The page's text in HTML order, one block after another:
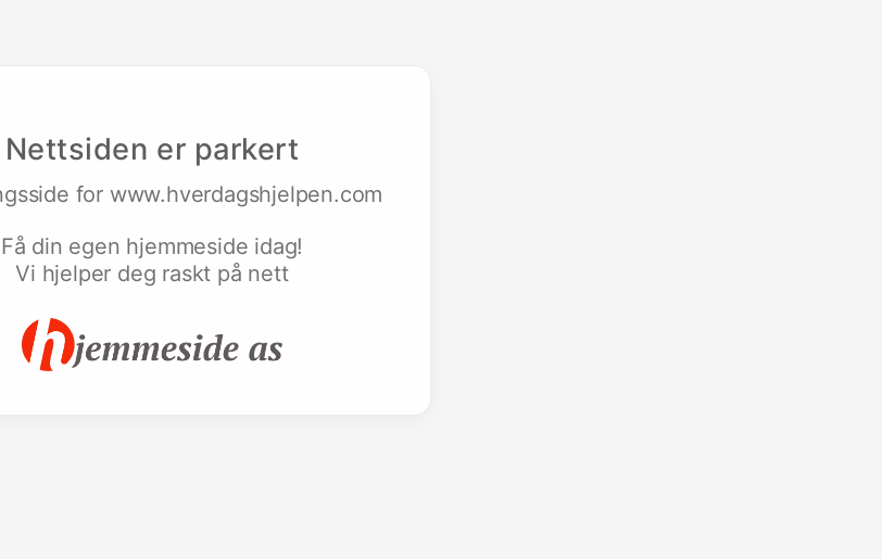
Nettsiden er parkert
for www.hverdagshjelpen.com
Få din egen hjemmeside idag!
Vi hjelper deg raskt på nett